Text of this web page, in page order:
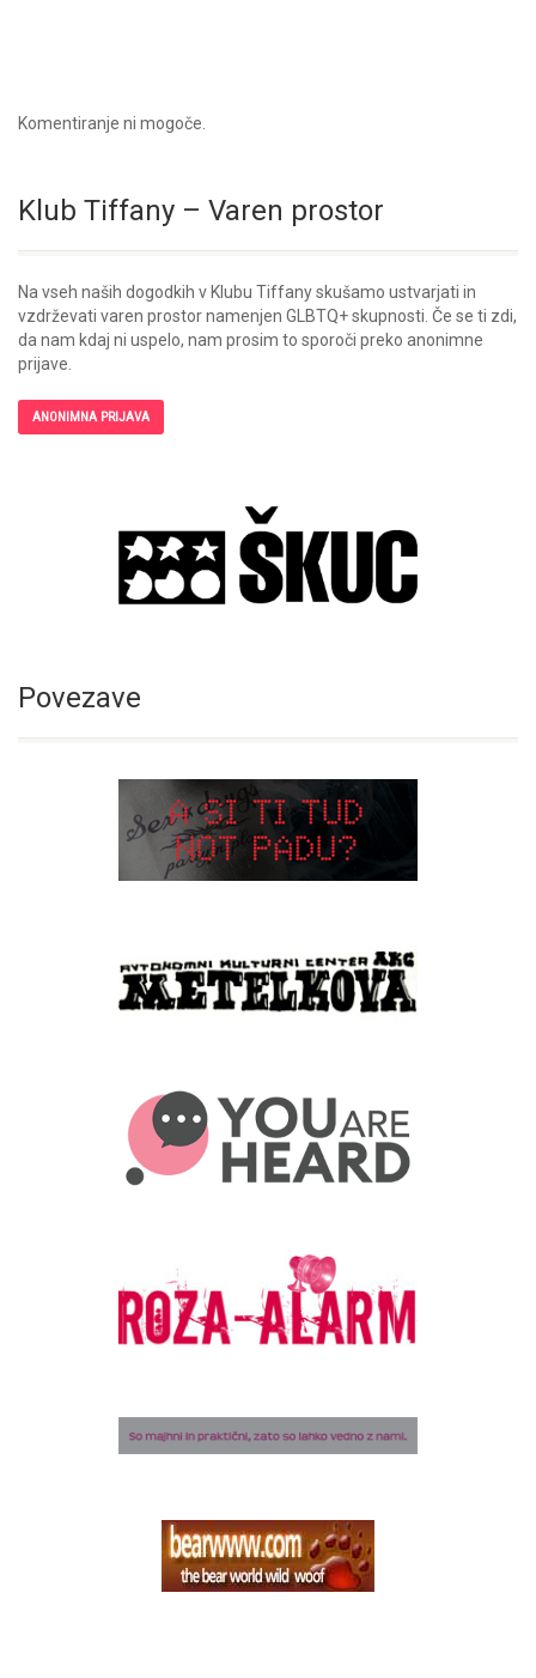
Komentiranje ni mogoče.
Klub Tiffany – Varen prostor
Na vseh naših dogodkih v Klubu Tiffany skušamo ustvarjati in
vzdrževati varen prostor namenjen GLBTQ+ skupnosti. Če se ti zdi,
da nam kdaj ni uspelo, nam prosim to sporoči preko anonimne
prijave.
ANONIMNA PRIJAVA
Povezave